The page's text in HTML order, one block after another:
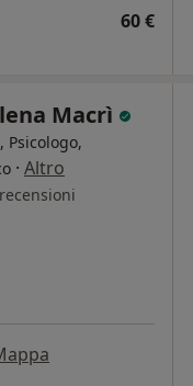
60 €
Macrì
Psicologo,
· Altro